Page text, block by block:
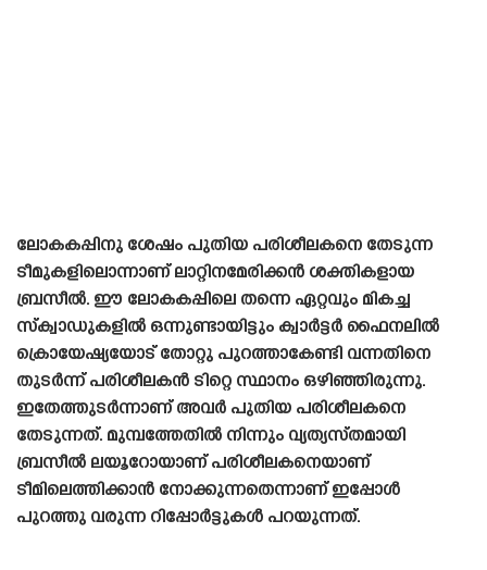
ലോകകപ്പിനു ശേഷം പുതിയ പരിശീലകനെ തേടുന്ന
ടീമുകളിലൊന്നാണ് ലാറ്റിനമേരിക്കൻ ശക്തികളായ
ബ്രസീൽ. ഈ ലോകകപ്പിലെ തന്നെ ഏറ്റവും മികച്ച
സ്ക്വാഡുകളിൽ ഒന്നുണ്ടായിട്ടും ക്വാർട്ടർ ഫൈനലിൽ
ക്രൊയേഷ്യയോട് തോറ്റു പുറത്താകേണ്ടി വന്നതിനെ
തുടർന്ന് പരിശീലകൻ ടിറ്റെ സ്ഥാനം ഒഴിഞ്ഞിരുന്നു.
ഇതേത്തുടർന്നാണ് അവർ പുതിയ പരിശീലകനെ
തേടുന്നത്. മുമ്പത്തേതിൽ നിന്നും വ്യത്യസ്‌തമായി
ബ്രസീൽ ലയൂറോയാണ് പരിശീലകനെയാണ്
ടീമിലെത്തിക്കാൻ നോക്കുന്നതെന്നാണ് ഇപ്പോൾ
പുറത്തു വരുന്ന റിപ്പോർട്ടുകൾ പറയുന്നത്.